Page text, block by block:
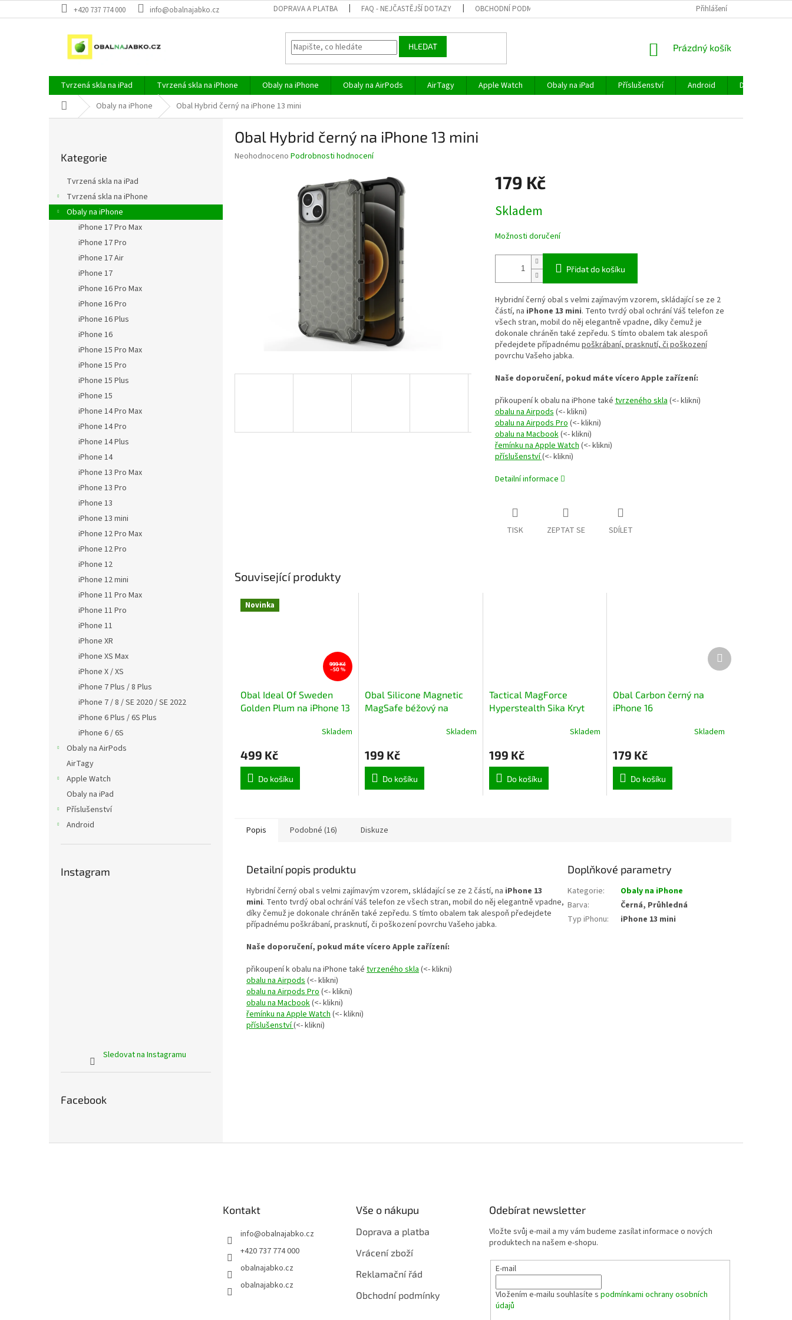
na
+420 737 774 000 info@obalnajabko.cz DOPRAVA A PLATBA FAQ - NEJČASTĚJŠÍ DOTAZY OBCHODNÍ PODMÍNKY VRÁCENÍ ZBOŽÍ
Přihlášení
HLEDAT
NÁKUPNÍ
Prázdný košík
Tvrzená skla na iPad Tvrzená skla na iPhone Obaly na iPhone Obaly na AirPods AirTagy Apple Watch Obaly na iPad Příslušenství Android
Doprava a
Domů Obaly na iPhone Obal Hybrid černý na iPhone 13 mini
n
kategorie
Kategorie
Tvrzená skla na iPad
Tvrzená skla na iPhone
Obaly na iPhone
iPhone 17 Pro Max
iPhone 17 Pro
iPhone 17 Air
iPhone 17
iPhone 16 Pro Max
iPhone 16 Pro
iPhone 16 Plus
iPhone 16
iPhone 15 Pro Max
iPhone 15 Pro
iPhone 15 Plus
iPhone 15
iPhone 14 Pro Max
iPhone 14 Pro
iPhone 14 Plus
iPhone 14
iPhone 13 Pro Max
iPhone 13 Pro
iPhone 13
iPhone 13 mini
iPhone 12 Pro Max
iPhone 12 Pro
iPhone 12
iPhone 12 mini
iPhone 11 Pro Max
iPhone 11 Pro
iPhone 11
iPhone XR
iPhone XS Max
iPhone X / XS
iPhone 7 Plus / 8 Plus
iPhone 7 / 8 / SE 2020 / SE 2022
iPhone 6 Plus / 6S Plus
iPhone 6 / 6S
Obaly na AirPods
AirTagy
Apple Watch
Obaly na iPad
Příslušenství
Android
Instagram
Sledovat na Instagramu
Facebook
Obal Hybrid černý na iPhone 13 mini
Průměrné
Neohodnoceno Podrobnosti hodnocení
179 Kč
cena:
Skladem
Možnosti doručení
Přidat do košíku
Hybridní černý obal s velmi zajímavým vzorem, skládající se ze 2
částí, na iPhone 13 mini. Tento tvrdý obal ochrání Váš telefon ze
všech stran, mobil do něj elegantně vpadne, díky čemuž je
dokonale chráněn také zepředu. S tímto obalem tak alespoň
předejdete případnému poškrábaní, prasknutí, či poškození
povrchu Vašeho jabka.
Naše doporučení, pokud máte vícero Apple zařízení:
přikoupení k obalu na iPhone takétvrzeného skla(<- klikni)
obalu na Airpods(<- klikni)
obalu na Airpods Pro(<- klikni)
obalu na Macbook(<- klikni)
řemínku na Apple Watch(<- klikni)
příslušenství(<- klikni)
Detailní informace
TISK ZEPTAT SE SDÍLET
Související produkty
Novinka
999 Kč
–50 %
Obal Ideal Of Sweden
Golden Plum na iPhone 13
Skladem
499 Kč
Do košíku
Obal Silicone Magnetic
MagSafe béžový na
Skladem
199 Kč
Do košíku
Tactical MagForce
Hyperstealth Sika Kryt
Max Moucha MooseSkladem
199 Kč
Do košíku
Obal Carbon černý na
iPhone 16
Skladem
179 Kč
Do košíku
Další
produkt
Popis Podobné (16) Diskuze
Detailní popis produktu
Hybridní černý obal s velmi zajímavým vzorem, skládající se ze 2 částí, na iPhone 13
mini. Tento tvrdý obal ochrání Váš telefon ze všech stran, mobil do něj elegantně vpadne,
díky čemuž je dokonale chráněn také zepředu. S tímto obalem tak alespoň předejdete
případnému poškrábaní, prasknutí, či poškozenípovrchu Vašeho jabka.
Naše doporučení, pokud máte vícero Apple zařízení:
přikoupení k obalu na iPhone také tvrzeného skla(<- klikni)
obalu na Airpods(<- klikni)
obalu na Airpods Pro(<- klikni)
obalu na Macbook(<- klikni)
řemínku na Apple Watch(<- klikni)
příslušenství(<- klikni)
Doplňkové parametry
Kategorie:
Obaly na iPhone
Barva:
Černá, Průhledná
Typ iPhonu: iPhone 13 mini
Kontakt
info@obalnajabko.cz
+420 737 774 000
obalnajabko.cz
obalnajabko.cz
Vše o nákupu
Doprava a platba
Vrácení zboží
Reklamační řád
Obchodní podmínky
Odebírat newsletter
Vložte svůj e-mail a my vám budeme zasílat informace o nových
produktech na našem e-shopu.
E-mail
Vložením e-mailu souhlasíte spodmínkami ochrany osobních
údajů